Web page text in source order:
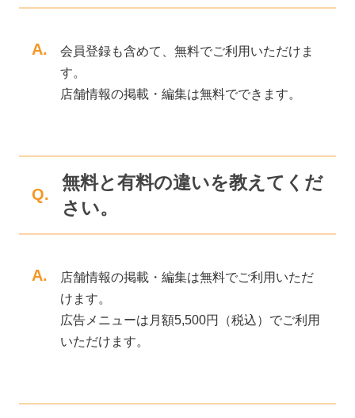
A.
会員登録も含めて、無料でご利用いただけま
す。
店舗情報の掲載・編集は無料でできます。
Q.
無料と有料の違いを教えてくだ
さい。
A.
店舗情報の掲載・編集は無料でご利用いただ
けます。
広告メニューは月額5,500円（税込）でご利用
いただけます。